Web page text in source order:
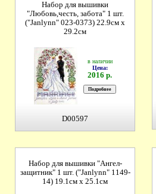
Набор для вышивки
"Любовь,честь, забота" 1 шт.
("Janlynn" 023-0373) 22.9см х
29.2см
в наличии
Цена:
2016 р.
D00597
Набор для вышивки "Ангел-
защитник" 1 шт. ("Janlynn" 1149-
14) 19.1см х 25.1см